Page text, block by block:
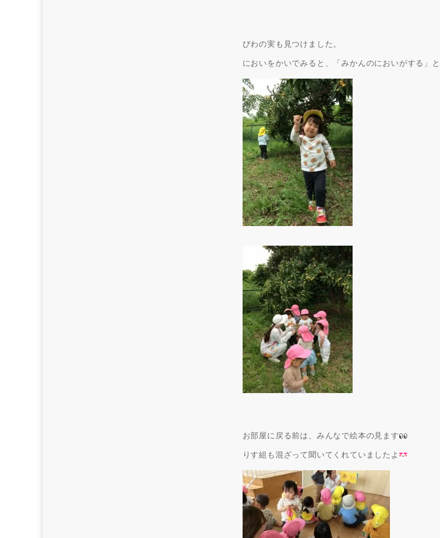
びわの実も見つけました。
においをかいでみると、「みかんのにおいがする」
お部屋に戻る前は、みんなで絵本の見ます
りす組も混ざって聞いてくれていましたよ